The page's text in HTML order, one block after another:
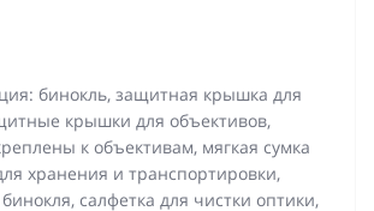
бинокль, защитная крышка для
крышки для объективов,
к объективам, мягкая сумка
хранения и транспортировки,
салфетка для чистки оптики,